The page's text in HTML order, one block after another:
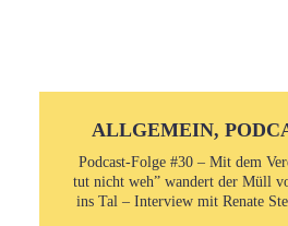
ALLGEMEIN,
Podcast-Folge #30 – Mit dem
tut nicht weh” wandert der Müll
ins Tal – Interview mit Renate